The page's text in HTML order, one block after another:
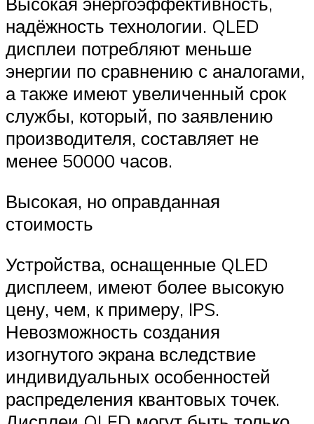
надёжность технологии. QLED
дисплеи потребляют меньше
энергии по сравнению с аналогами,
а также имеют увеличенный срок
службы, который, по заявлению
производителя, составляет не
менее 50000 часов.
Высокая, но оправданная
стоимость
Устройства, оснащенные QLED
дисплеем, имеют более высокую
цену, чем, к примеру, IPS.
Невозможность создания
изогнутого экрана вследствие
индивидуальных особенностей
распределения квантовых точек.